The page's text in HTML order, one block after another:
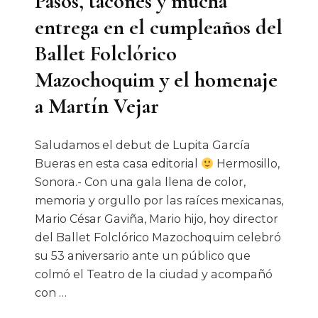
entrega en el cumpleaños del
Ballet Folclórico
Mazochoquim y el homenaje
a Martín Vejar
Saludamos el debut de Lupita García
Bueras en esta casa editorial
Hermosillo,
Sonora.- Con una gala llena de color,
memoria y orgullo por las raíces mexicanas,
Mario César Gaviña, Mario hijo, hoy director
del Ballet Folclórico Mazochoquim celebró
su 53 aniversario ante un público que
colmó el Teatro de la ciudad y acompañó
con …